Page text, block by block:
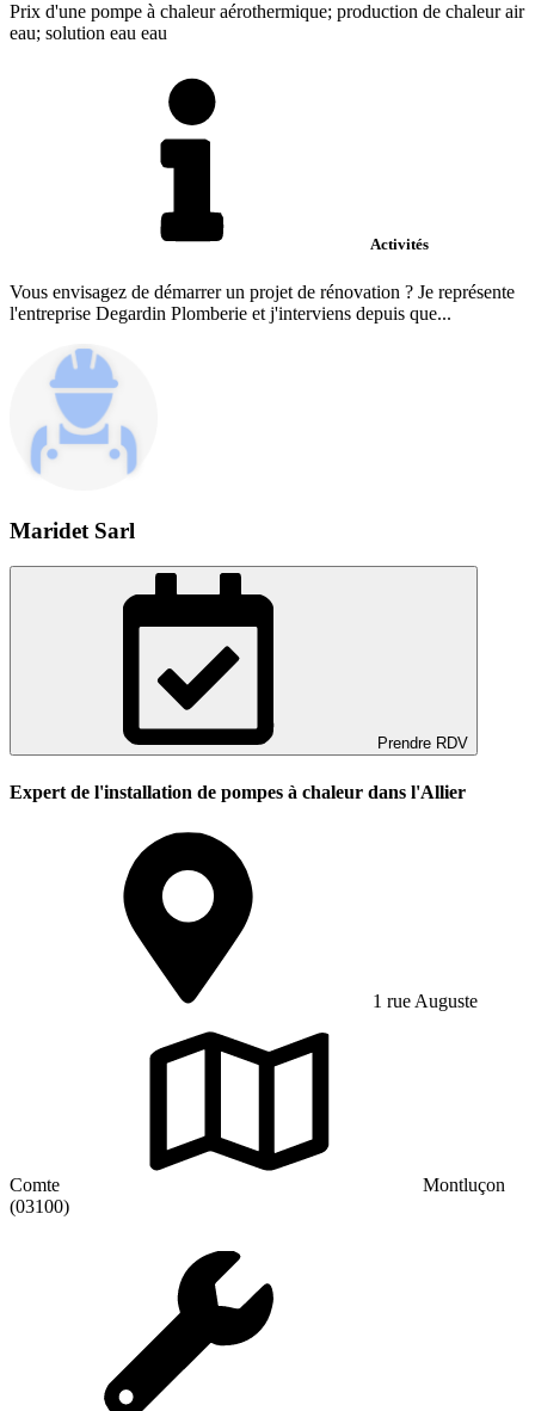
Prix d'une pompe à chaleur aérothermique; production de chaleur air
eau; solution eau eau
Activités
Vous envisagez de démarrer un projet de rénovation ? Je représente
l'entreprise Degardin Plomberie et j'interviens depuis que...
Maridet Sarl
Prendre RDV
Expert de l'installation de pompes à chaleur dans l'Allier
1 rue Auguste
Comte
Montluçon
(03100)